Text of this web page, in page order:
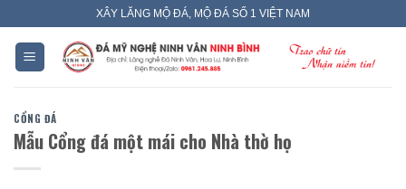
content
XÂY LĂNG MỘ ĐÁ, MỘ ĐÁ SỐ 1 VIỆT NAM
CỔNG ĐÁ
Mẫu Cổng đá một mái cho Nhà thờ họ